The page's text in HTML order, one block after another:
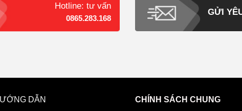
Hotline: tư vấn
0865.283.168
GỬI
DẪN
CHÍNH SÁCH CHUNG